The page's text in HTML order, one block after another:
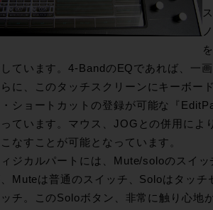
ています。4-BandのEQであれば、一
らに、このタッチスクリーンにキーボー
・ショートカットの登録が可能な『
ています。マウス、JOGとの併用によ
なすことが可能となっています。
ィジカルパートには、Mute/soloのスイッ
Muteは普通のスイッチ、Soloはタッチ
ッチ。このSoloボタン、非常に触り心地